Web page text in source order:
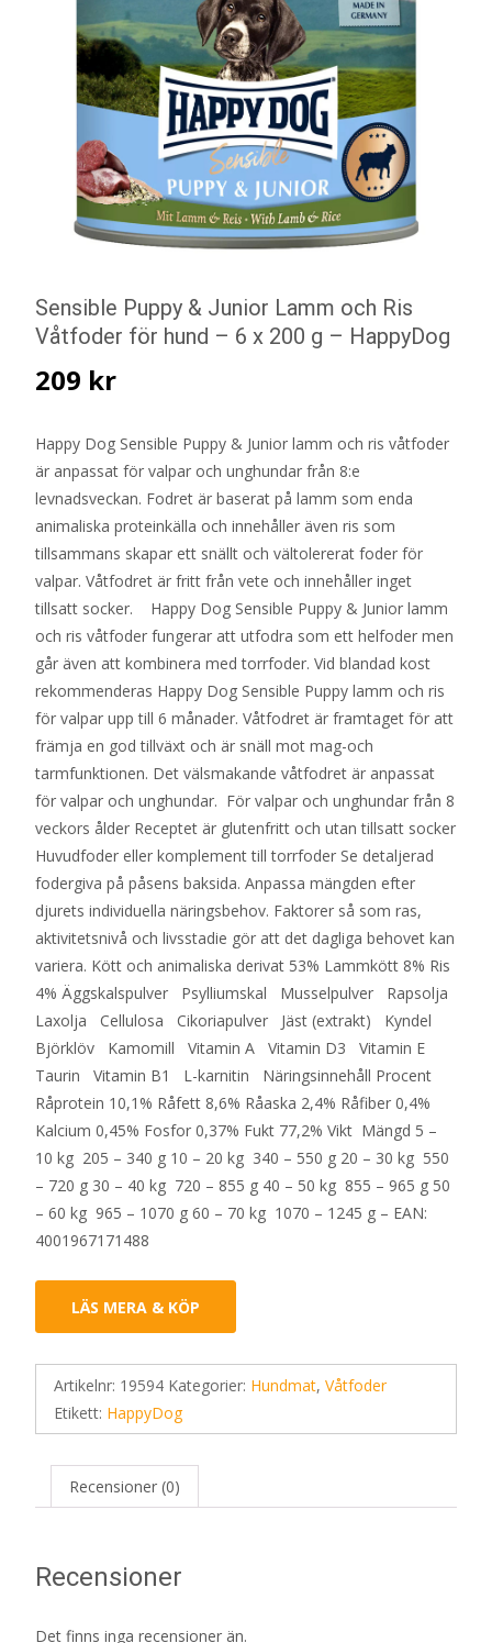
Sensible Puppy & Junior Lamm och Ris
Våtfoder för hund – 6 x 200 g – HappyDog
209 kr
Happy Dog Sensible Puppy & Junior lamm och ris våtfoder
är anpassat för valpar och unghundar från 8:e
levnadsveckan. Fodret är baserat på lamm som enda
animaliska proteinkälla och innehåller även ris som
tillsammans skapar ett snällt och vältolererat foder för
valpar. Våtfodret är fritt från vete och innehåller inget
tillsatt socker. Happy Dog Sensible Puppy & Junior lamm
och ris våtfoder fungerar att utfodra som ett helfoder men
går även att kombinera med torrfoder. Vid blandad kost
rekommenderas Happy Dog Sensible Puppy lamm och ris
för valpar upp till 6 månader. Våtfodret är framtaget för att
främja en god tillväxt och är snäll mot mag-och
tarmfunktionen. Det välsmakande våtfodret är anpassat
för valpar och unghundar. För valpar och unghundar från 8
veckors ålder Receptet är glutenfritt och utan tillsatt socker
Huvudfoder eller komplement till torrfoder Se detaljerad
fodergiva på påsens baksida. Anpassa mängden efter
djurets individuella näringsbehov. Faktorer så som ras,
aktivitetsnivå och livsstadie gör att det dagliga behovet kan
variera. Kött och animaliska derivat 53% Lammkött 8% Ris
4% Äggskalspulver Psylliumskal Musselpulver Rapsolja
Laxolja Cellulosa Cikoriapulver Jäst (extrakt) Kyndel
Björklöv Kamomill Vitamin A Vitamin D3 Vitamin E
Taurin Vitamin B1 L-karnitin Näringsinnehåll Procent
Råprotein 10,1% Råfett 8,6% Råaska 2,4% Råfiber 0,4%
Kalcium 0,45% Fosfor 0,37% Fukt 77,2% Vikt Mängd 5 –
10 kg 205 – 340 g 10 – 20 kg 340 – 550 g 20 – 30 kg 550
– 720 g 30 – 40 kg 720 – 855 g 40 – 50 kg 855 – 965 g 50
– 60 kg 965 – 1070 g 60 – 70 kg 1070 – 1245 g – EAN:
4001967171488
LÄS MERA & KÖP
Artikelnr: 19594 Kategorier: Hundmat, Våtfoder
Etikett: HappyDog
Recensioner (0)
Recensioner
Det finns inga recensioner än.